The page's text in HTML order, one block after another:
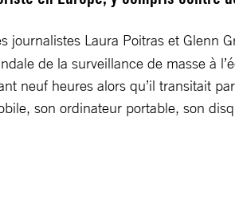
journalistes Laura Poitras et Glenn
de la surveillance de masse à
neuf heures alors qu’il transitait
son ordinateur portable, son